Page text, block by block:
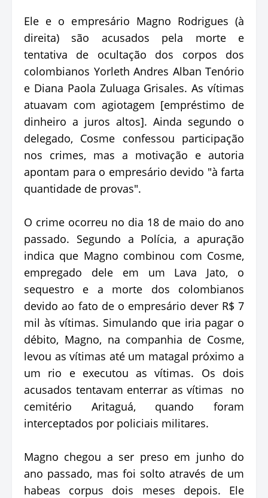
Ele e o empresário Magno Rodrigues (à
direita) são acusados pela morte e
tentativa de ocultação dos corpos dos
colombianos Yorleth Andres Alban Tenório
e Diana Paola Zuluaga Grisales. As vítimas
atuavam com agiotagem [empréstimo de
dinheiro a juros altos]. Ainda segundo o
delegado, Cosme confessou participação
nos crimes, mas a motivação e autoria
apontam para o empresário devido "à farta
quantidade de provas".
O crime ocorreu no dia 18 de maio do ano
passado. Segundo a Polícia, a apuração
indica que Magno combinou com Cosme,
empregado dele em um Lava Jato, o
sequestro e a morte dos colombianos
devido ao fato de o empresário dever R$ 7
mil às vítimas. Simulando que iria pagar o
débito, Magno, na companhia de Cosme,
levou as vítimas até um matagal próximo a
um rio e executou as vítimas. Os dois
acusados tentavam enterrar as vítimas no
cemitério Aritaguá, quando foram
interceptados por policiais militares.
Magno chegou a ser preso em junho do
ano passado, mas foi solto através de um
habeas corpus dois meses depois. Ele